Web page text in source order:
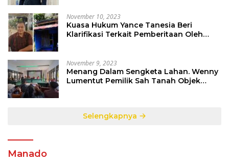
November 10, 2023
Kuasa Hukum Yance Tanesia Beri
Klarifikasi Terkait Pemberitaan Oleh
November 9, 2023
Menang Dalam Sengketa Lahan. Wenny
Lumentut Pemilik Sah Tanah Objek
Selengkapnya
Manado